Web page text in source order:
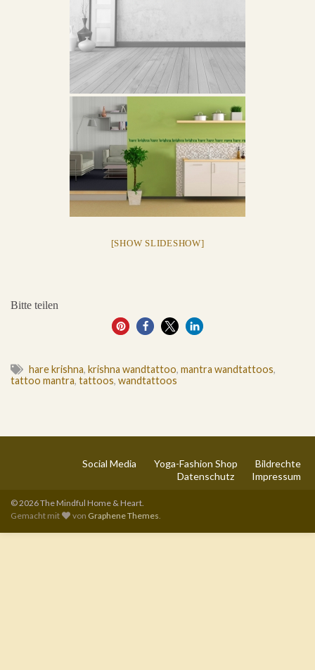
[SHOW SLIDESHOW]
Bitte teilen
1
hare krishna, krishna wandtattoo, mantra wandtattoos,
tattoo mantra, tattoos, wandtattoos
Social Media Yoga-Fashion Shop
Bildrechte
Datenschutz
Impressum
© 2026 The Mindful Home & Heart.
Gemacht mit
von Graphene Themes.